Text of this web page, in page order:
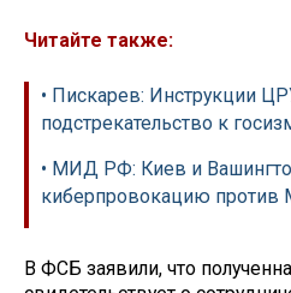
Читайте также:
• Пискарев: Инструкции
подстрекательство к
• МИД РФ: Киев и
киберпровокацию против
В ФСБ заявили, что